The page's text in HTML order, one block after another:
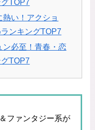
TOP7
熱い！アクショ
ンキングTOP7
ン必至！青春・恋
TOP7
ファンタジー系が